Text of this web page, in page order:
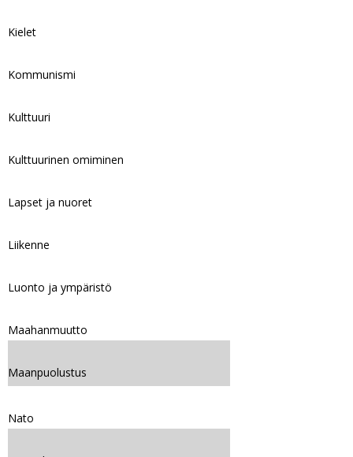
Kielet
Kommunismi
Kulttuuri
Kulttuurinen omiminen
Lapset ja nuoret
Liikenne
Luonto ja ympäristö
Maahanmuutto
Maanpuolustus
Nato